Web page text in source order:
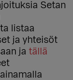
Setan
listaa
ja yhteisöt
ja tällä